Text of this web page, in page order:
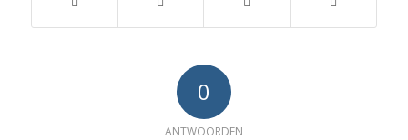
0
ANTWOORDEN